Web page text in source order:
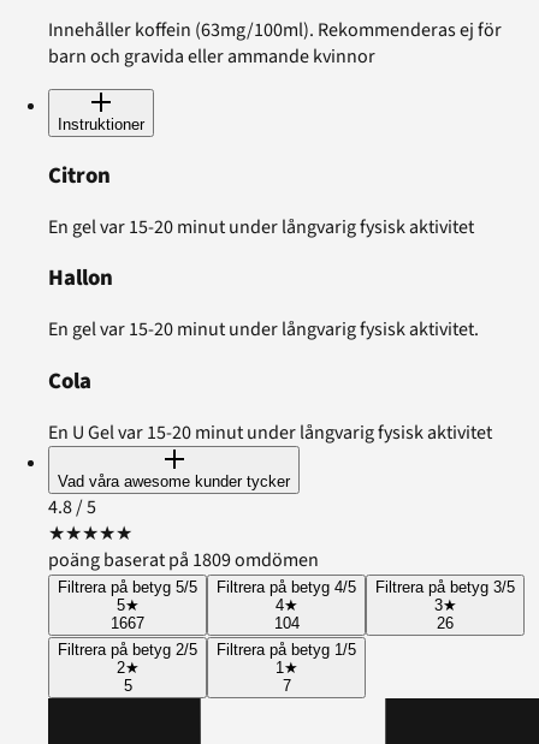
Innehåller koffein (63mg/100ml). Rekommenderas ej för
barn och gravida eller ammande kvinnor
Instruktioner
Citron
En gel var 15-20 minut under långvarig fysisk aktivitet
Hallon
En gel var 15-20 minut under långvarig fysisk aktivitet.
Cola
En U Gel var 15-20 minut under långvarig fysisk aktivitet
Vad våra awesome kunder tycker
4.8/ 5
★★★★★
poäng baserat på 1809 omdömen
Filtrera på betyg 5/5
5★
1667
Filtrera på betyg 4/5
4★
104
Filtrera på betyg 3/5
3★
26
Filtrera på betyg 2/5
2★
5
Filtrera på betyg 1/5
1 ★
7